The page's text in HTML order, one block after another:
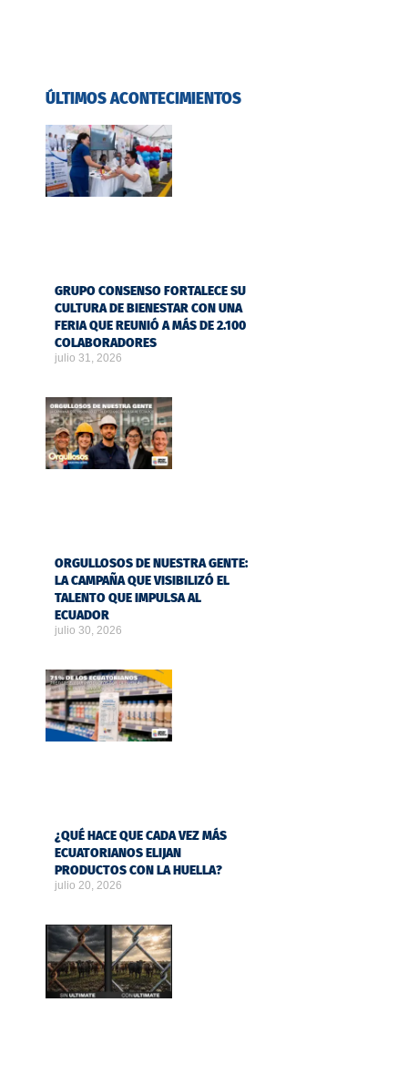
ÚLTIMOS ACONTECIMIENTOS
GRUPO CONSENSO FORTALECE SU
CULTURA DE BIENESTAR CON UNA
FERIA QUE REUNIÓ A MÁS DE 2.100
COLABORADORES
julio 31, 2026
ORGULLOSOS DE NUESTRA GENTE:
LA CAMPAÑA QUE VISIBILIZÓ EL
TALENTO QUE IMPULSA AL
ECUADOR
julio 30, 2026
¿QUÉ HACE QUE CADA VEZ MÁS
ECUATORIANOS ELIJAN
PRODUCTOS CON LA HUELLA?
julio 20, 2026